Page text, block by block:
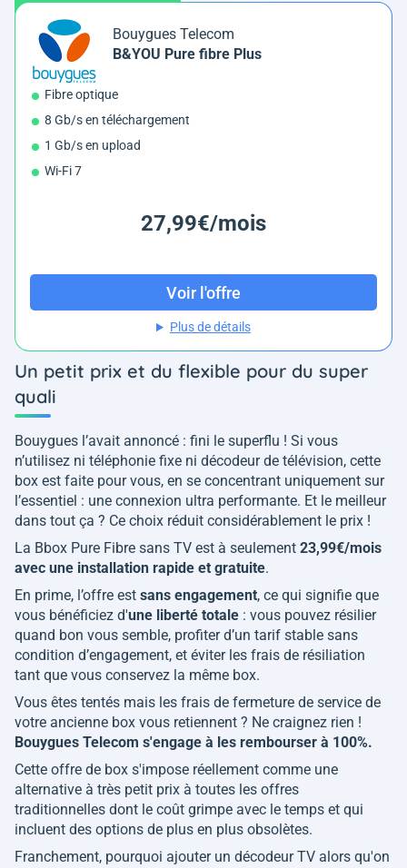
Bouygues Telecom
B&YOU Pure fibre Plus
Fibre optique
8 Gb/s en téléchargement
1 Gb/s en upload
Wi-Fi 7
27,99€/mois
Voir l'offre
Plus de détails
Un petit prix et du flexible pour du super
quali
Bouygues l’avait annoncé : fini le superflu ! Si vous
n’utilisez ni téléphonie fixe ni décodeur de télévision, cette
box est faite pour vous, en se concentrant uniquement sur
l’essentiel : une connexion ultra performante. Et le meilleur
dans tout ça ? Ce choix réduit considérablement le prix !
La Bbox Pure Fibre sans TV est à seulement 23,99€/mois
avec une installation rapide et gratuite.
En prime, l’offre est sans engagement, ce qui signifie que
vous bénéficiez d'une liberté totale : vous pouvez résilier
quand bon vous semble, profiter d’un tarif stable sans
condition d’engagement, et éviter les frais de résiliation
tant que vous conservez la même box.
Vous êtes tentés mais les frais de fermeture de service de
votre ancienne box vous retiennent ? Ne craignez rien !
Bouygues Telecom s'engage à les rembourser à 100%.
Cette offre de box s'impose réellement comme une
alternative à très petit prix à toutes les offres
traditionnelles dont le coût grimpe avec le temps et qui
incluent des options de plus en plus obsolètes.
Franchement, pourquoi ajouter un décodeur TV alors qu'on